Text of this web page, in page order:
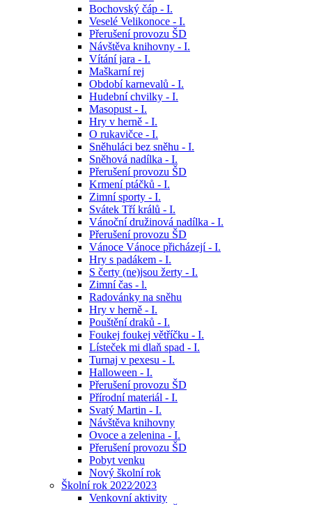
Bochovský čáp - I.
Veselé Velikonoce - I.
Přerušení provozu ŠD
Návštěva knihovny - I.
Vítání jara - I.
Maškarní rej
Období karnevalů - I.
Hudební chvilky - I.
Masopust - I.
Hry v herně - I.
O rukavičce - I.
Sněhuláci bez sněhu - I.
Sněhová nadílka - I.
Přerušení provozu ŠD
Krmení ptáčků - I.
Zimní sporty - I.
Svátek Tří králů - I.
Vánoční družinová nadílka - I.
Přerušení provozu ŠD
Vánoce Vánoce přicházejí - I.
Hry s padákem - I.
S čerty (ne)jsou žerty - I.
Zimní čas - l.
Radovánky na sněhu
Hry v herně - I.
Pouštění draků - I.
Foukej foukej větříčku - I.
Lísteček mi dlaň spad - I.
Turnaj v pexesu - I.
Halloween - I.
Přerušení provozu ŠD
Přírodní materiál - I.
Svatý Martin - I.
Návštěva knihovny
Ovoce a zelenina - I.
Přerušení provozu ŠD
Pobyt venku
Nový školní rok
Školní rok 2022⁄2023
Venkovní aktivity